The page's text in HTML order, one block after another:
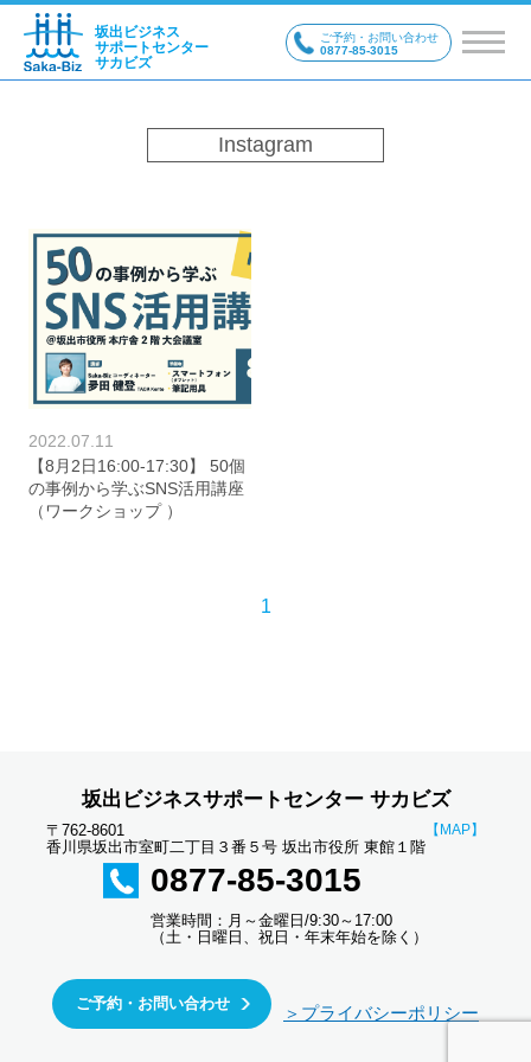
坂出ビジネス
サポートセンター
サカビズ
ご予約・お問い合わせ
0877-85-3015
Instagram
2022.07.11
【8月2日16:00-17:30】 50個
の事例から学ぶSNS活用講座
（ワークショップ ）
1
坂出ビジネスサポートセンター サカビズ
〒762-8601
香川県坂出市室町二丁目３番５号 坂出市役所 東館１階
【MAP】
0877-85-3015
営業時間：月～金曜日/9:30～17:00
（土・日曜日、祝日・年末年始を除く）
ご予約・お問い合わせ ＞プライバシーポリシー